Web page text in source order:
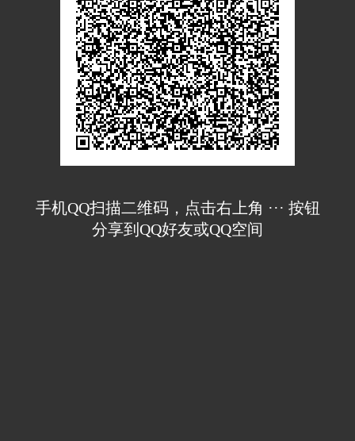
手机QQ扫描二维码，点击右上角 ··· 按钮
分享到QQ好友或QQ空间